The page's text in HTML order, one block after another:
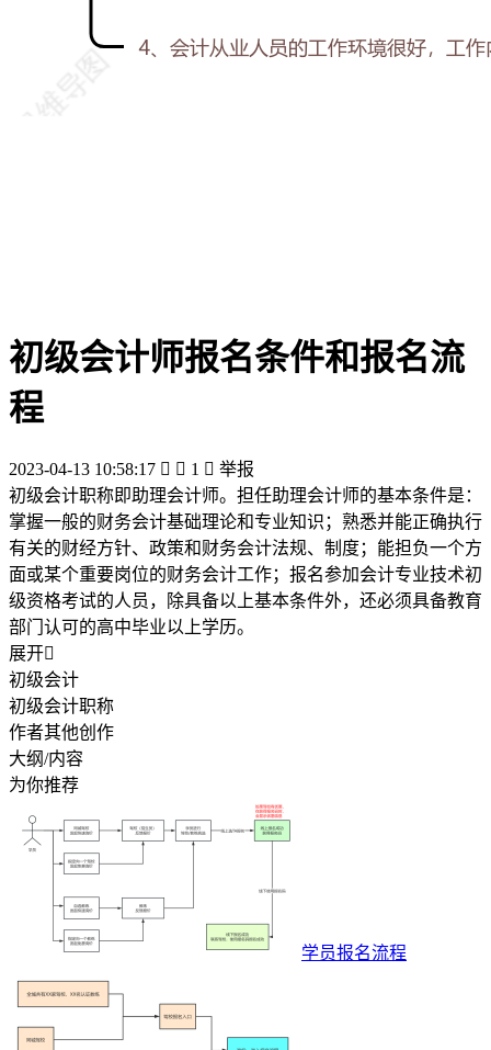
初级会计师报名条件和报名流
程
2023-04-13 10:58:17   1  举报
初级会计职称即助理会计师。担任助理会计师的基本条件是：
掌握一般的财务会计基础理论和专业知识；熟悉并能正确执行
有关的财经方针、政策和财务会计法规、制度；能担负一个方
面或某个重要岗位的财务会计工作；报名参加会计专业技术初
级资格考试的人员，除具备以上基本条件外，还必须具备教育
部门认可的高中毕业以上学历。
展开
初级会计
初级会计职称
作者其他创作
大纲/内容
为你推荐
学员报名流程